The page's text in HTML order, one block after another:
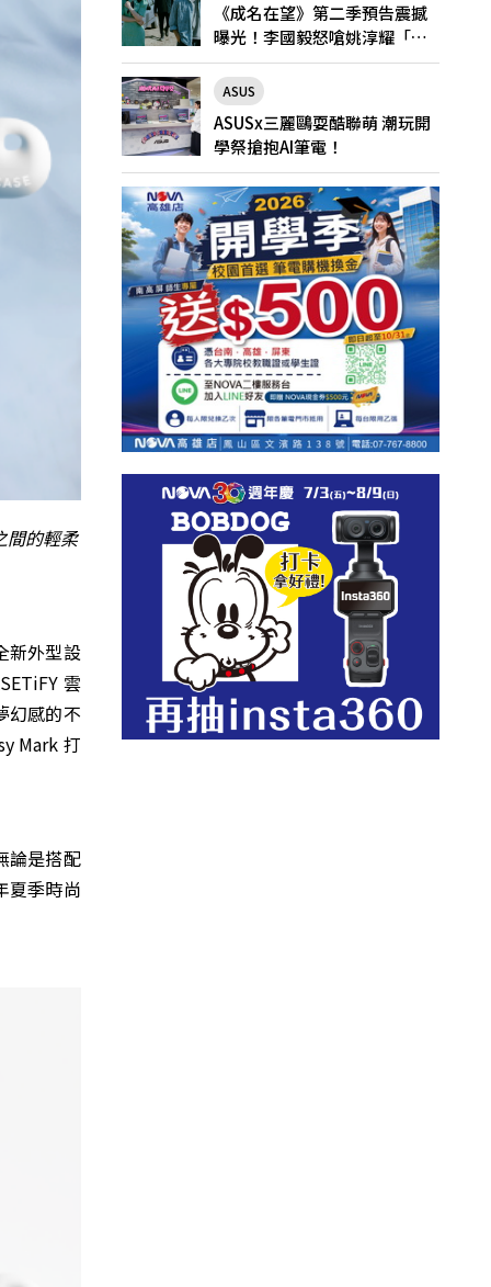
間的輕柔
新外型設
雲
幻感的不
Mark 打
論是搭配
夏季時尚
《成名在望》第二季預告震撼
曝光！李國毅怒嗆姚淳耀「當
邱家的狗」兄弟情決裂
ASUS
ASUSx三麗鷗耍酷聯萌 潮玩開
學祭搶抱AI筆電！